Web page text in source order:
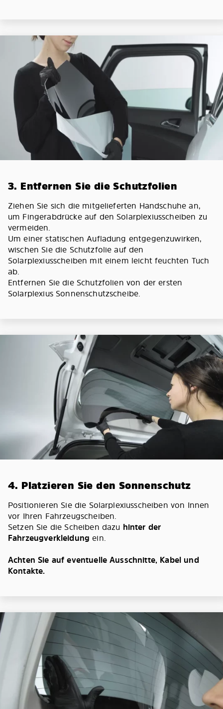
3. Entfernen Sie die Schutzfolien
Ziehen Sie sich die mitgelieferten Handschuhe an,
um Fingerabdrücke auf den Solarplexiusscheiben zu
vermeiden.
Um einer statischen Aufladung entgegenzuwirken,
wischen Sie die Schutzfolie auf den
Solarplexiusscheiben mit einem leicht feuchten Tuch
ab.
Entfernen Sie die Schutzfolien von der ersten
Solarplexius Sonnenschutzscheibe.
4. Platzieren Sie den Sonnenschutz
Positionieren Sie die Solarplexiusscheiben von Innen
vor Ihren Fahrzeugscheiben.
Setzen Sie die Scheiben dazu hinter der
Fahrzeugverkleidung ein.
Achten Sie auf eventuelle Ausschnitte, Kabel und
Kontakte.